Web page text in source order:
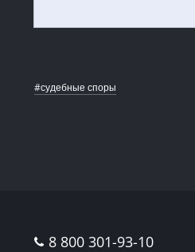
#судебные споры
8 800 301-93-10